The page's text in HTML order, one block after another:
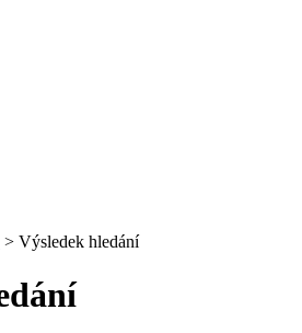
> Výsledek hledání